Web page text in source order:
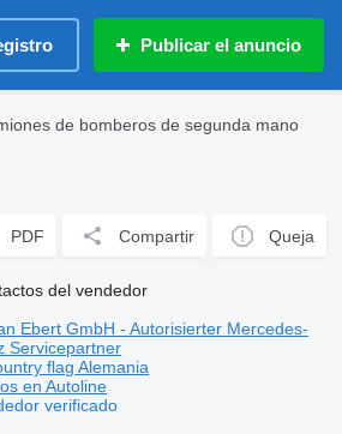
Publicar el anuncio
de bomberos de segunda mano
PDF Compartir Queja
del vendedor
Ebert GmbH - Autorisierter Mercedes-
Servicepartner
Alemania
en Autoline
verificado